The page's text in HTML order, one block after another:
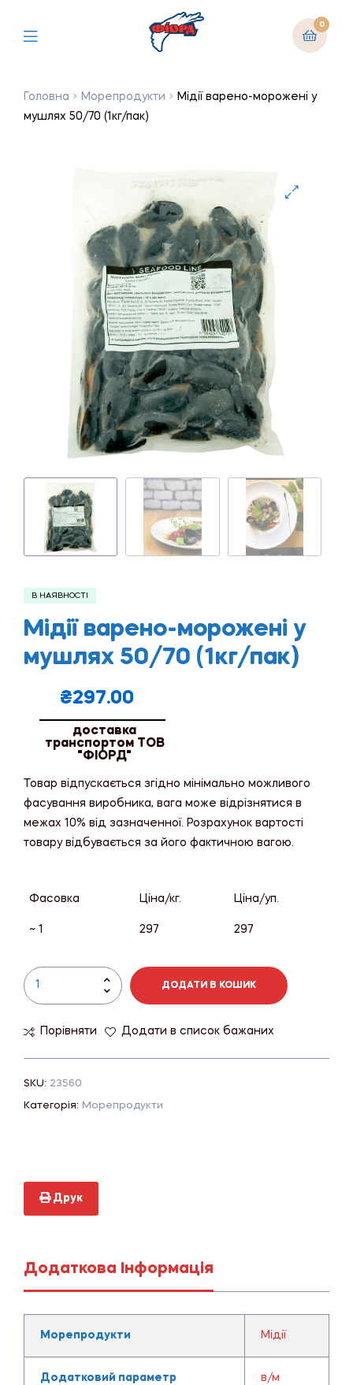
0
Головна Морепродукти
Мідії варено-морожені у
мушлях 50/70 (1кг/пак)
В НАЯВНОСТІ
Мідії варено-морожені у
мушлях 50/70 (1кг/пак)
₴297.00
доставка
транспортом ТОВ
"ФІОРД"
Товар відпускається згідно мінімально можливого
фасування виробника, вага може відрізнятися в
межах 10% від зазначенної. Розрахунок вартості
товару відбувається за його фактичною вагою.
Фасовка Ціна/кг. Ціна/уп.
~ 1 297 297
ДОДАТИ В КОШИК
Порівняти Додати в список бажаних
SKU: 23560
Категорія: Морепродукти
Друк
Додаткова Інформація
Морепродукти Мідії
Додатковий параметр в/м